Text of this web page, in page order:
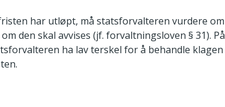
har utløpt, må statsforvalteren vurdere om
den skal avvises (jf. forvaltningsloven § 31). På
ha lav terskel for å behandle klagen